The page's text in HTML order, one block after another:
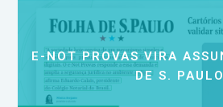
E-NOT PROVAS VIRA
DE S. PAULO